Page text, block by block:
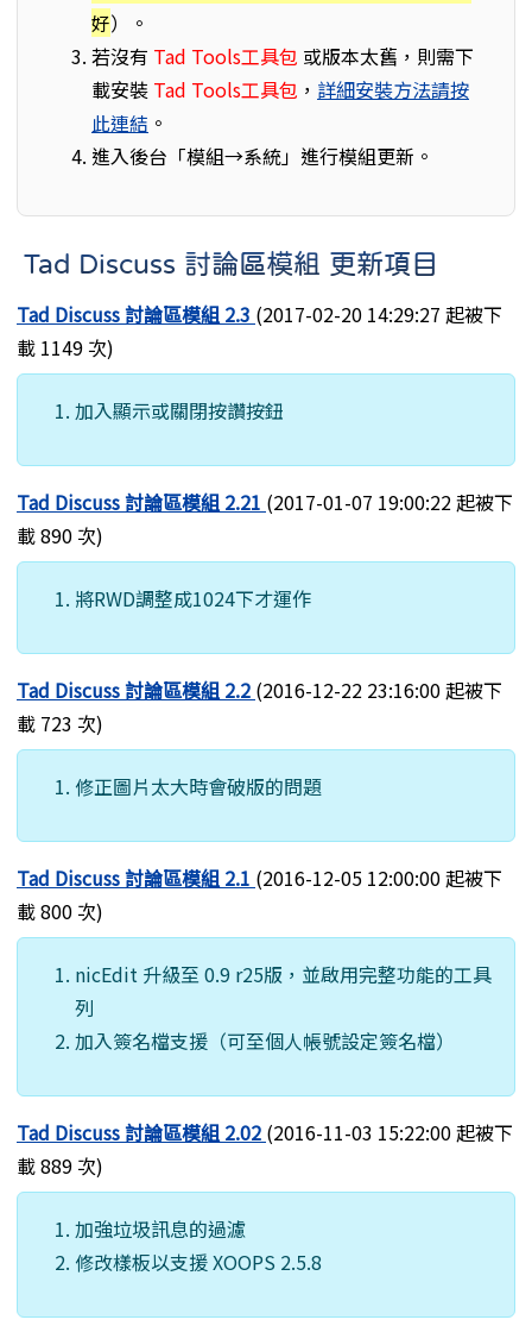
好）。
若沒有 Tad Tools工具包 或版本太舊，則需下
載安裝 Tad Tools工具包 ， 詳細安裝方法請按
此連結 。
進入後台「模組→系統」進行模組更新。
Tad Discuss 討論區模組 更新項目
Tad Discuss 討論區模組 2.3 (2017-02-20 14:29:27 起被下
載 1149 次)
加入顯示或關閉按讚按鈕
Tad Discuss 討論區模組 2.21 (2017-01-07 19:00:22 起被下
載 890 次)
將RWD調整成1024下才運作
Tad Discuss 討論區模組 2.2 (2016-12-22 23:16:00 起被下
載 723 次)
修正圖片太大時會破版的問題
Tad Discuss 討論區模組 2.1 (2016-12-05 12:00:00 起被下
載 800 次)
nicEdit 升級至 0.9 r25版，並啟用完整功能的工具
列
加入簽名檔支援（可至個人帳號設定簽名檔）
Tad Discuss 討論區模組 2.02 (2016-11-03 15:22:00 起被下
載 889 次)
加強垃圾訊息的過濾
修改樣板以支援 XOOPS 2.5.8